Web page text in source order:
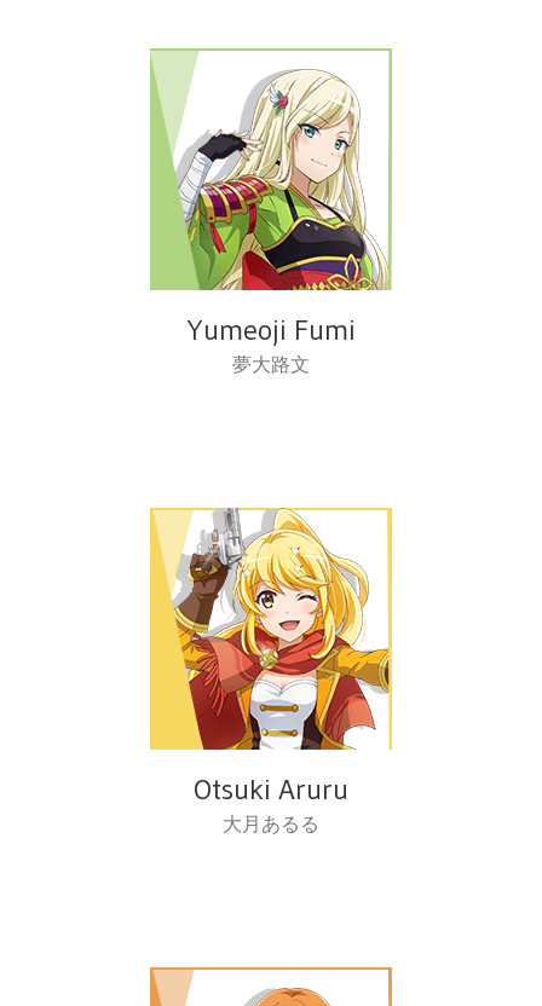
Yumeoji Fumi
夢大路文
Otsuki Aruru
大月あるる